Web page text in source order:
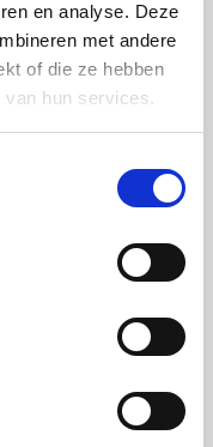
en analyse. Deze
met andere
of die ze hebben
hun services.
Bolt Energie
DeubaXXL
About You